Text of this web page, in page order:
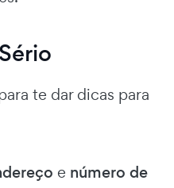
te dar dicas para
e número de